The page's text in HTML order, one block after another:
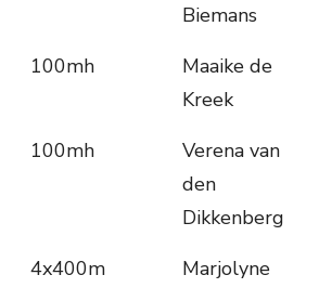
Biemans
100mh
Maaike de
Kreek
100mh
Verena van
den
Dikkenberg
4x400m
Marjolyne